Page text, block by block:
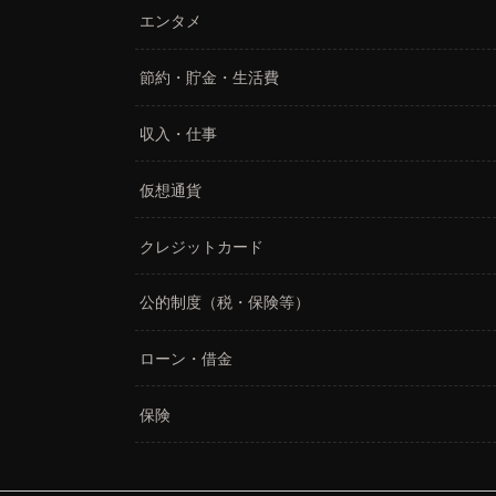
エンタメ
節約・貯金・生活費
収入・仕事
仮想通貨
クレジットカード
公的制度（税・保険等）
ローン・借金
保険